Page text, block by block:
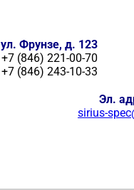
ул. Фрунзе, д. 123
+7 (846) 221-00-70
+7 (846) 243-10-33
Эл.
sirius-